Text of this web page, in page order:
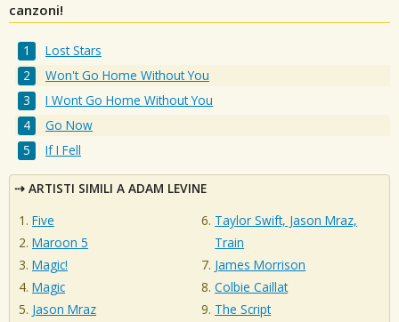
canzoni!
Lost Stars
Won't Go Home Without You
I Wont Go Home Without You
Go Now
If I Fell
ARTISTI SIMILI A ADAM LEVINE
Five
Maroon 5
Magic!
Magic
Jason Mraz
Taylor Swift, Jason Mraz,
Train
James Morrison
Colbie Caillat
The Script